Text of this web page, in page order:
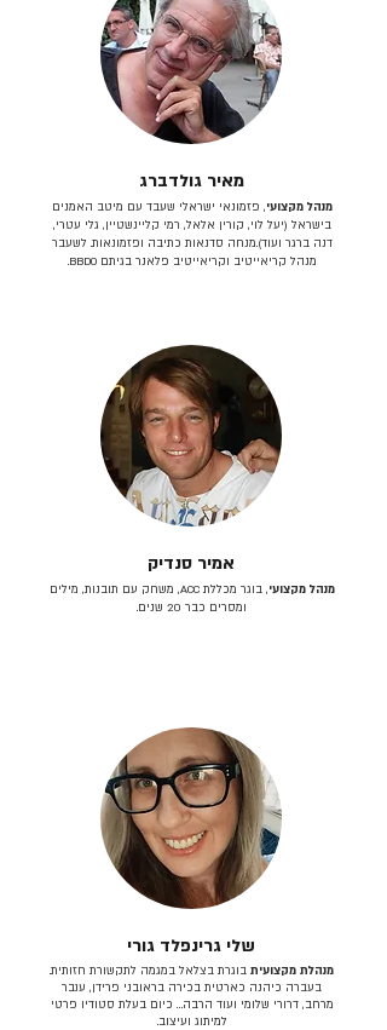
מאיר גולדברג
מנהל מקצועי, פזמונאי ישראלי שעבד עם מיטב האמנים
בישראל (יעל לוי, קורין אלאל, רמי קליינשטיין, גלי עטרי,
דנה ברגר ועוד).מנחה סדנאות כתיבה ופזמונאות. לשעבר
מנהל קריאייטיב וקריאייטיב פלאנר בגיתם BBDO.
אמיר סנדיק
מנהל מקצועי
, בוגר מכללת ACC, משחק עם תובנות, מילים
ומסרים כבר 20 שנים.
שלי גרינפלד גורי
מנהלת מקצועית בוגרת בצלאל במגמה לתקשורת חזותית.
בעברה כיהנה כארטית בכירה בראובני פרידן, ענבר
מרחב, דרורי שלומי ועוד הרבה… כיום בעלת סטודיו פרטי
למיתוג ועיצוב.